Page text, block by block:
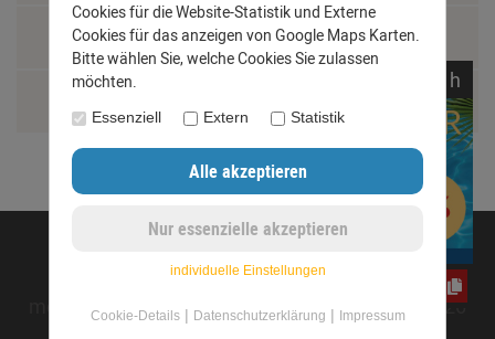
Montage und Installationshilfen
©opyright 2020 - www.dachrinnen-shop.de
h
ified eCommerce Shopsoftware © 2009-2026
Cookies für die Website-Statistik und Externe
Cookies für das anzeigen von Google Maps Karten.
Bitte wählen Sie, welche Cookies Sie zulassen
möchten.
Essenziell Extern Statistik
individuelle Einstellungen
Cookie-Details| Datenschutzerklärung | Impressum